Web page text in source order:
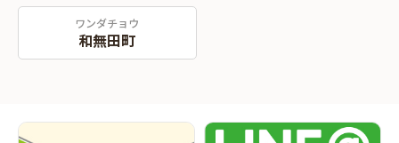
ワンダチョウ
和無田町